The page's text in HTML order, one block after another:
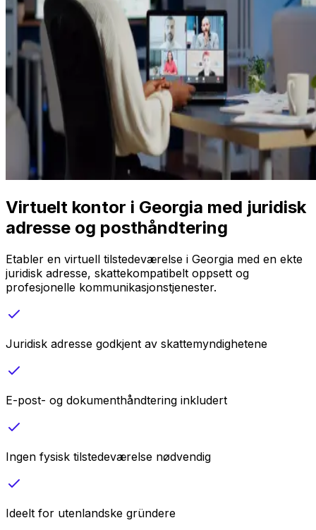
Virtuelt kontor i Georgia med juridisk
adresse og posthåndtering
Etabler en virtuell tilstedeværelse i Georgia med en ekte
juridisk adresse, skattekompatibelt oppsett og
profesjonelle kommunikasjonstjenester.
Juridisk adresse godkjent av skattemyndighetene
E-post- og dokumenthåndtering inkludert
Ingen fysisk tilstedeværelse nødvendig
Ideelt for utenlandske gründere